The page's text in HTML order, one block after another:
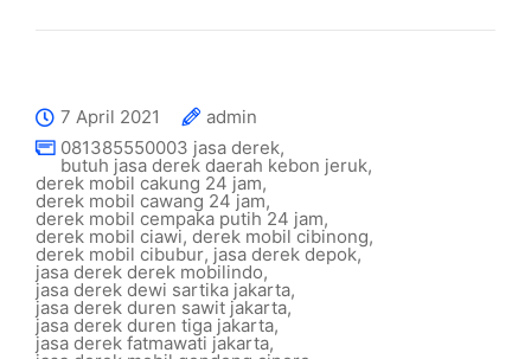
7 April 2021
admin
081385550003 jasa derek,
butuh jasa derek daerah kebon jeruk,
derek mobil cakung 24 jam,
derek mobil cawang 24 jam,
derek mobil cempaka putih 24 jam,
derek mobil ciawi, derek mobil cibinong,
derek mobil cibubur, jasa derek depok,
jasa derek derek mobilindo,
jasa derek dewi sartika jakarta,
jasa derek duren sawit jakarta,
jasa derek duren tiga jakarta,
jasa derek fatmawati jakarta,